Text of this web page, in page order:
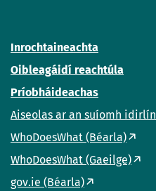
Inrochtaineachta
Oibleagáidí reachtúla
Príobháideachas
Aiseolas ar an suíomh idirlín
WhoDoesWhat (Béarla)
WhoDoesWhat (Gaeilge)
gov.ie (Béarla)